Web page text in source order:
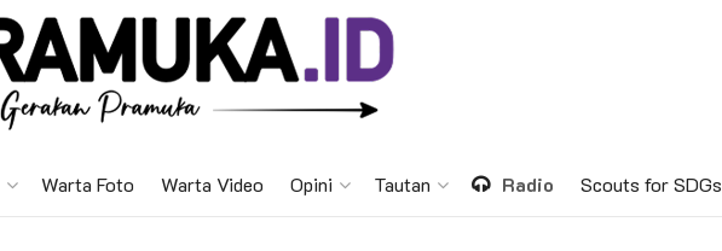
Warta Foto Warta Video Opini Tautan Radio Scouts for SDGs